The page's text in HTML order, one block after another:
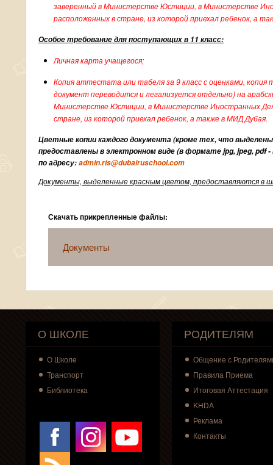
заверенный в Министерстве Юстиции, в Министерстве
расположенных в стране, из которой приехал ребенок, а
Особое требование для поступающих в 11 класс:
Личная карта учащегося;
Копия аттестата или табеля за 9 класс с оценками, копия
документ переводится и легализуется отдельно) на
Министерстве Юстиции, в Министерстве Иностранных
стране, из которой приехал ребенок, а также в МИД Дубая.
Цветные копии каждого документа (кроме тех, что
предоставлены в электронном виде (в формате jpg, jpeg, pdf
по адресу:admin.ris@dubairuschool.com
Документы, выделенные красным цветом, предоставляются в
Скачать прикрепленные файлы:
Документы
О ШКОЛЕ
О Школе
Транспорт
Библиотека
РОДИТЕЛЯМ
Общение с
Правила Приема
Итоговая Аттестация
KHDA
Реклама
Контакты